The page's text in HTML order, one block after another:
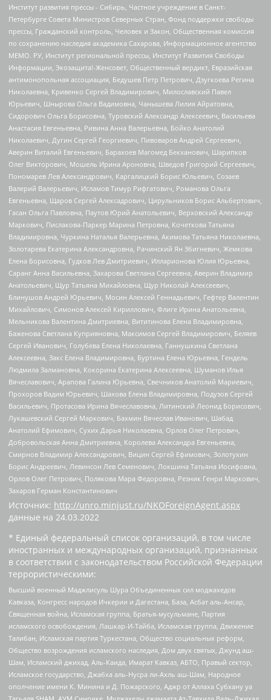
Институт развития прессы - Сибирь, Частное учреждение в Санкт-
Петербурге Совета Министров Северных Стран, Фонд поддержки свободы
прессы, Гражданский контроль, Человек и Закон, Общественная комиссия
по сохранению наследия академика Сахарова, Информационное агентство
МЕМО. РУ, Институт региональной прессы, Институт Развития Свободы
Информации, Экозащита!-Женсовет, Общественный вердикт, Евразийская
антимонопольная ассоциация, Бедушев Петр Петрович, Дзугкоева Регина
Николаевна, Кривенко Сергей Владимирович, Милославский Павел
Юрьевич, Шнырова Ольга Вадимовна, Чанышева Лилия Айратовна,
Сидорович Ольга Борисовна, Туровский Александр Алексеевич, Васильева
Анастасия Евгеньевна, Ривина Анна Валерьевна, Бойко Анатолий
Николаевич, Дугин Сергей Георгиевич, Пивоваров Андрей Сергеевич,
Аверин Виталий Евгеньевич, Барахоев Магомед Бекханович, Шарипков
Олег Викторович, Мошель Ирина Ароновна, Шведов Григорий Сергеевич,
Пономарев Лев Александрович, Каргалицкий Борис Юльевич, Созаев
Валерий Валерьевич, Исламов Тимур Рифгатович, Романова Ольга
Евгеньевна, Щаров Сергей Алексадрович, Цирульников Борис Альбертович,
Гасан Ольга Павловна, Паутов Юрий Анатольевич, Верховский Александр
Маркович, Пислакова-Паркер Марина Петровна, Кочеткова Татьяна
Владимировна, Чуркина Наталья Валерьевна, Акимова Татьяна Николаевна,
Золотарева Екатерина Александровна, Рачинский Ян Збигневич, Жемкова
Елена Борисовна, Гудков Лев Дмитриевич, Илларионова Юлия Юрьевна,
Саранг Анна Васильевна, Захарова Светлана Сергеевна, Аверин Владимир
Анатольевич, Щур Татьяна Михайловна, Щур Николай Алексеевич,
Блинушов Андрей Юрьевич, Мосин Алексей Геннадьевич, Гефтер Валентин
Михайлович, Симонов Алексей Кириллович, Флиге Ирина Анатольевна,
Мельникова Валентина Дмитриевна, Вититинова Елена Владимировна,
Баженова Светлана Куприяновна, Максимов Сергей Владимирович, Беляев
Сергей Иванович, Голубева Елена Николаевна, Ганнушкина Светлана
Алексеевна, Закс Елена Владимировна, Буртина Елена Юрьевна, Гендель
Людмила Залмановна, Кокорина Екатерина Алексеевна, Шуманов Илья
Вячеславович, Арапова Галина Юрьевна, Свечников Анатолий Мариевич,
Прохоров Вадим Юрьевич, Шахова Елена Владимировна, Подузов Сергей
Васильевич, Протасова Ирина Вячеславовна, Литинский Леонид Борисович,
Лукашевский Сергей Маркович, Бахмин Вячеслав Иванович, Шабад
Анатолий Ефимович, Сухих Дарья Николаевна, Орлов Олег Петрович,
Добровольская Анна Дмитриевна, Королева Александра Евгеньевна,
Смирнов Владимир Александрович, Вицин Сергей Ефимович, Золотухин
Борис Андреевич, Левинсон Лев Семенович, Локшина Татьяна Иосифовна,
Орлов Олег Петрович, Полякова Мара Федоровна, Резник Генри Маркович,
Захаров Герман Константинович
Источник: http://unro.minjust.ru/NKOForeignAgent.aspx
данные на 24.03.2022
* Единый федеральный список организаций, в том числе
иностранных и международных организаций, признанных
в соответствии с законодательством Российской Федерации
террористическими:
Высший военный Маджлисуль Шура Объединенных сил моджахедов
Кавказа, Конгресс народов Ичкерии и Дагестана, База, Асбат аль-Ансар,
Священная война, Исламская группа, Братья-мусульмане, Партия
исламского освобождения, Лашкар-И-Тайба, Исламская группа, Движение
Талибан, Исламская партия Туркестана, Общество социальных реформ,
Общество возрождения исламского наследия, Дом двух святых, Джунд аш-
Шам, Исламский джихад, Аль-Каида, Имарат Кавказ, АБТО, Правый сектор,
Исламское государство, Джабха аль-Нусра ли-Ахль аш-Шам, Народное
ополчение имени К. Минина и Д. Пожарского, Аджр от Аллаха Субхану уа